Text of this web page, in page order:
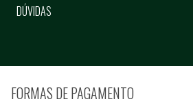
DÚVIDAS
FORMAS DE PAGAMENTO